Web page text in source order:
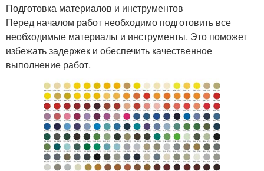
Подготовка материалов и инструментов
Перед началом работ необходимо подготовить все
необходимые материалы и инструменты. Это поможет
избежать задержек и обеспечить качественное
выполнение работ.